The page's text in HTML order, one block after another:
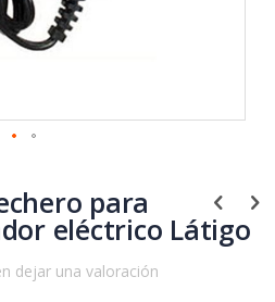
para
eléctrico Látigo
dejar una valoración